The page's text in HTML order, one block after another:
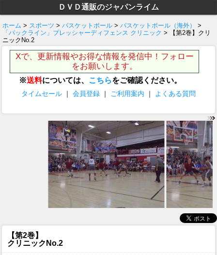
ＤＶＤ通販のジャパンライム
ホーム > スポーツ > バスケットボール > バスケットボール（海外）
>
「パックライン」プレッシャーディフェンス クリニック > 【第2巻】クリ
ニックNo.2
Xで、更新情報やお得な情報を発信中！フォロー
をお願いします。
※送料については、 こちらをご確認ください。
タイムセール ｜ 会員登録 ｜ ご利用案内 ｜ よくある質問
【第2巻】
クリニックNo.2